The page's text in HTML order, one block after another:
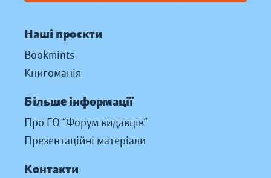
Наші проєкти
Bookmints
Книгоманія
Більше інформації
Про ГО “Форум видавців”
Презентаційні матеріали
Контакти